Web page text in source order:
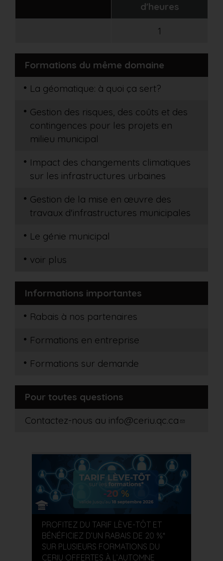
d'heures
1
Formations du même domaine
La géomatique: à quoi ça sert?
Gestion des risques, des coûts et des
contingences pour les projets en
milieu municipal
Impact des changements climatiques
sur les infrastructures urbaines
Gestion de la mise en œuvre des
travaux d'infrastructures municipales
Le génie municipal
voir plus
Informations importantes
Rabais à nos partenaires
Formations en entreprise
Formations sur demande
Pour toutes questions
Contactez-nous au info@ceriu.qc.ca
PROFITEZ DU TARIF LÈVE-TÔT ET
BÉNÉFICIEZ D’UN RABAIS DE 20 %*
SUR PLUSIEURS FORMATIONS DU
CERIU OFFERTES À L’AUTOMNE